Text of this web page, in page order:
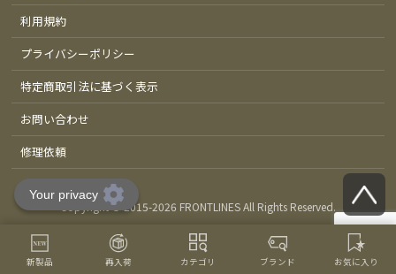
利用規約
プライバシーポリシー
特定商取引法に基づく表示
お問い合わせ
修理依頼
Copyright © 2015-2026 FRONTLINES All Rights Reserved.
新製品 再入荷 カテゴリ ブランド お気に入り